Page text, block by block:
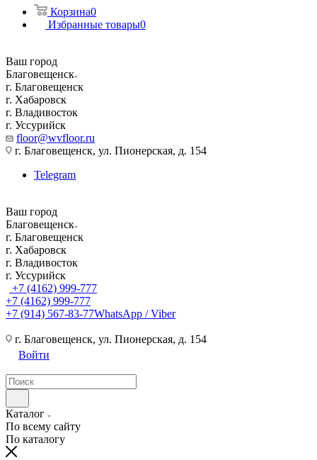
Корзина0
Избранные товары0
Ваш город
Благовещенск
г. Благовещенск
г. Хабаровск
г. Владивосток
г. Уссурийск
floor@wvfloor.ru
г. Благовещенск, ул. Пионерская, д. 154
Telegram
Ваш город
Благовещенск
г. Благовещенск
г. Хабаровск
г. Владивосток
г. Уссурийск
+7 (4162) 999-777
+7 (4162) 999-777
+7 (914) 567-83-77WhatsApp / Viber
г. Благовещенск, ул. Пионерская, д. 154
Войти
Каталог
По всему сайту
По каталогу